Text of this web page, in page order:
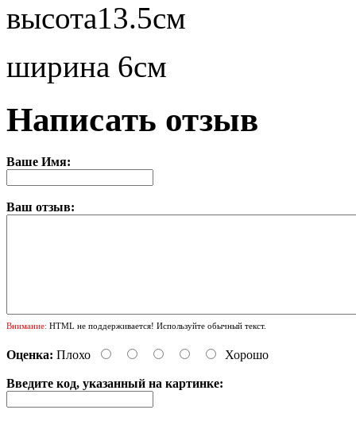
высота13.5см
ширина 6см
Написать отзыв
Ваше Имя:
Ваш отзыв:
Внимание: HTML не поддерживается! Используйте обычный текст.
Оценка: Плохо Хорошо
Введите код, указанный на картинке: